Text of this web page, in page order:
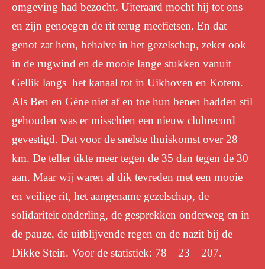
omgeving had bezocht. Uiteraard mocht hij tot ons
en zijn genoegen de rit terug meefietsen. En dat
genot zat hem, behalve in het gezelschap, zeker ook
in de rugwind en de mooie lange stukken vanuit
Gellik langs het kanaal tot in Uikhoven en Kotem.
Als Ben en Gène niet af en toe hun benen hadden stil
gehouden was er misschien een nieuw clubrecord
gevestigd. Dat voor de snelste thuiskomst over 28
km. De teller tikte meer tegen de 35 dan tegen de 30
aan. Maar wij waren al dik tevreden met een mooie
en veilige rit, het aangename gezelschap, de
solidariteit onderling, de gesprekken onderweg en in
de pauze, de uitblijvende regen en de nazit bij de
Dikke Stein. Voor de statistiek: 78—23—207.